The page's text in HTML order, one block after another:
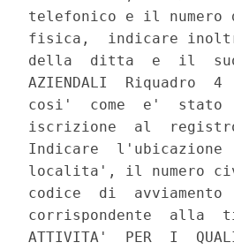
telefonico e il numero
fisica,  indicare inoltre
della  ditta  e  il  suo
AZIENDALI  Riquadro
cosi'  come  e'  stato
iscrizione  al
Indicare
localita', il numero
codice  di
corrispondente  alla
ATTIVITA'  PER  I